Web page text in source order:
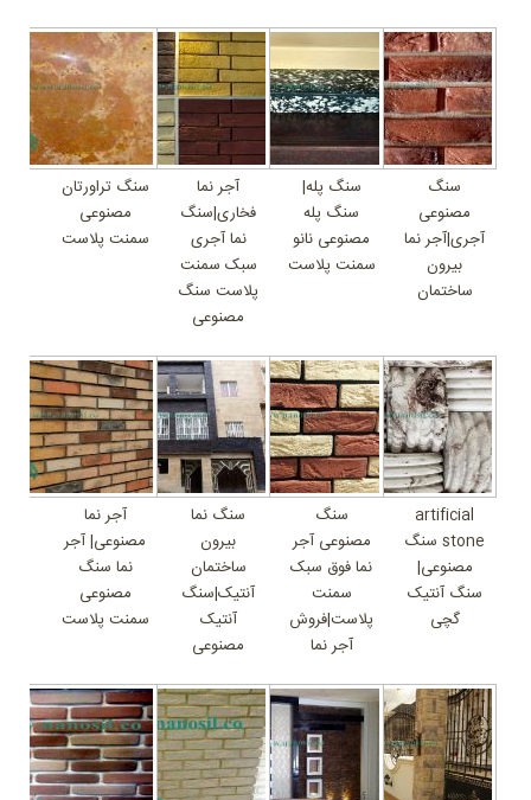
سنگ
مصنوعی
آجری|آجر نما
بیرون
ساختمان
سنگ پله|
سنگ پله
مصنوعی نانو
سمنت پلاست
آجر نما
فخاری|سنگ
نما آجری
سبک سمنت
پلاست سنگ
مصنوعی
سنگ تراورتان
مصنوعی
سمنت پلاست
artificial
stone سنگ
مصنوعی|
سنگ آنتیک
گچی
سنگ
مصنوعی آجر
نما فوق سبک
سمنت
پلاست|فروش
آجر نما
سنگ نما
بیرون
ساختمان
آنتیک|سنگ
آنتیک
مصنوعی
آجر نما
مصنوعی| آجر
نما سنگ
مصنوعی
سمنت پلاست